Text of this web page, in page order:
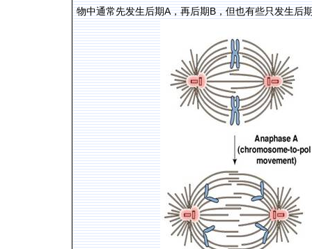
物中通常先发生后期A，再后期B，但也有些只发生后